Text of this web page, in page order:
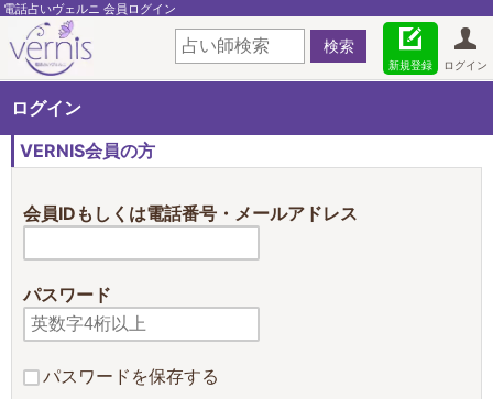
電話占いヴェルニ 会員ログイン
ログイン
新規登録
ログイン
VERNIS会員の方
会員IDもしくは電話番号・メールアドレス
パスワード
パスワードを保存する